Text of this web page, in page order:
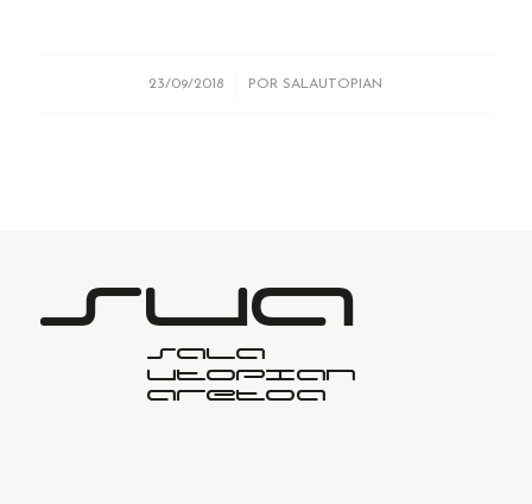
23/09/2018
/ POR SALAUTOPIAN